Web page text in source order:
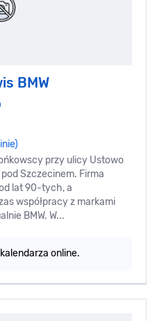
BMW
przy ulicy Ustowo
Szczecinem. Firma
lat 90-tych, a
współpracy z markami
BMW. W...
online.